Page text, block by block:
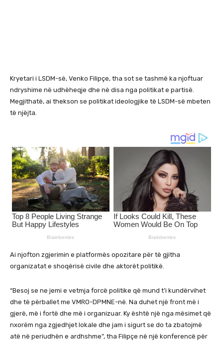
Kryetari i LSDM-së, Venko Filipçe, tha sot se tashmë ka njoftuar
ndryshime në udhëheqje dhe në disa nga politikat e partisë.
Megjithatë, ai thekson se politikat ideologjike të LSDM-së mbeten
të njëjta.
Ai njofton zgjerimin e platformës opozitare për të gjitha
organizatat e shoqërisë civile dhe aktorët politikë.
“Besoj se ne jemi e vetmja forcë politike që mund t’i kundërvihet
dhe të përballet me VMRO-DPMNE-në. Na duhet një front më i
gjerë, më i fortë dhe më i organizuar. Ky është një nga mësimet që
nxorëm nga zgjedhjet lokale dhe jam i sigurt se do ta zbatojmë
atë në periudhën e ardhshme”, tha Filipçe në një konferencë për